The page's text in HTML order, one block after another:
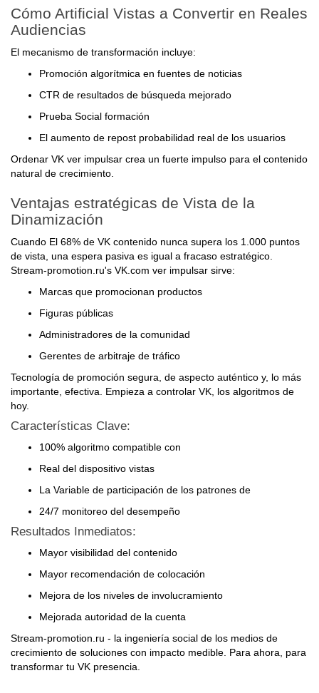
Cómo Artificial Vistas a Convertir en Reales
Audiencias
El mecanismo de transformación incluye:
Promoción algorítmica en fuentes de noticias
CTR de resultados de búsqueda mejorado
Prueba Social formación
El aumento de repost probabilidad real de los usuarios
Ordenar VK ver impulsar crea un fuerte impulso para el contenido
natural de crecimiento.
Ventajas estratégicas de Vista de la
Dinamización
Cuando El 68% de VK contenido nunca supera los 1.000 puntos
de vista, una espera pasiva es igual a fracaso estratégico.
Stream-promotion.ru's VK.com ver impulsar sirve:
Marcas que promocionan productos
Figuras públicas
Administradores de la comunidad
Gerentes de arbitraje de tráfico
Tecnología de promoción segura, de aspecto auténtico y, lo más
importante, efectiva. Empieza a controlar VK, los algoritmos de
hoy.
Características Clave:
100% algoritmo compatible con
Real del dispositivo vistas
La Variable de participación de los patrones de
24/7 monitoreo del desempeño
Resultados Inmediatos:
Mayor visibilidad del contenido
Mayor recomendación de colocación
Mejora de los niveles de involucramiento
Mejorada autoridad de la cuenta
Stream-promotion.ru - la ingeniería social de los medios de
crecimiento de soluciones con impacto medible. Para ahora, para
transformar tu VK presencia.